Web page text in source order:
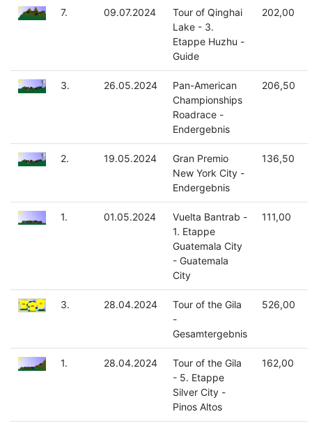
7. 09.07.2024
Tour of Qinghai
Lake - 3.
Etappe Huzhu -
Guide
202,00
3. 26.05.2024
Pan-American
Championships
Roadrace -
Endergebnis
206,50
2. 19.05.2024
Gran Premio
New York City -
Endergebnis
136,50
1. 01.05.2024
Vuelta Bantrab -
1. Etappe
Guatemala City
- Guatemala
City
111,00
3. 28.04.2024
Tour of the Gila
-
Gesamtergebnis
526,00
1. 28.04.2024
Tour of the Gila
- 5. Etappe
Silver City -
Pinos Altos
162,00